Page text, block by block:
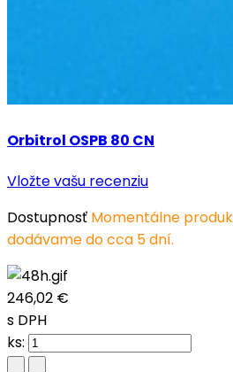
Orbitrol OSPB 80 CN
Vložte vašu recenziu
Dostupnosť Momentálne
dodávame do cca 5 dní.
246,02 €
s DPH
ks: